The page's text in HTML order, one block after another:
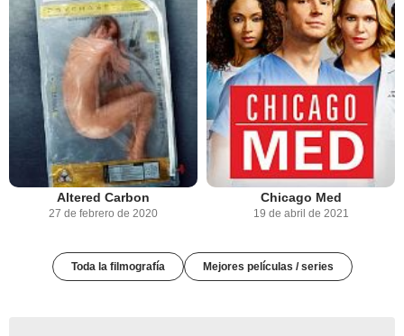
Altered Carbon
27 de febrero de 2020
Chicago Med
19 de abril de 2021
Toda la filmografía Mejores películas / series